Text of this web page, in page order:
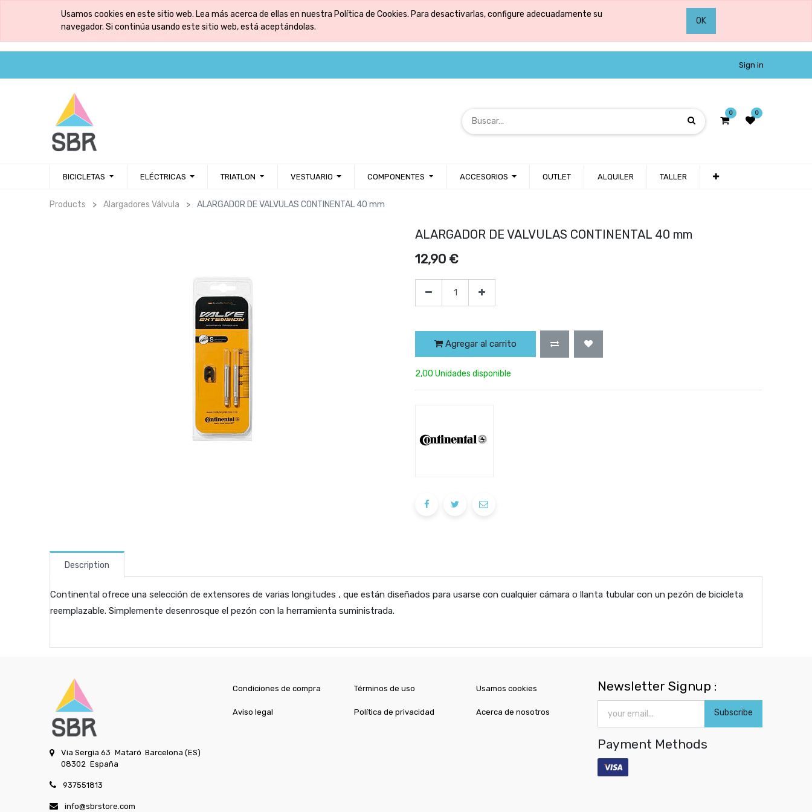
Usamos cookies en este sitio web. Lea más acerca de ellas en nuestra Política de Cookies. Para desactivarlas, configure adecuadamente su
navegador. Si continúa usando este sitio web, está aceptándolas.
OK
Sign in
0 0
BICICLETAS ELÉCTRICAS TRIATLON VESTUARIO COMPONENTES ACCESORIOS OUTLET ALQUILER TALLER
Products Alargadores Válvula ALARGADOR DE VALVULAS CONTINENTAL 40 mm
ALARGADOR DE VALVULAS CONTINENTAL 40 mm
12,90 €
Agregar al carrito
2,00 Unidades disponible
Description
Continental ofrece una selección de extensores de varias longitudes , que están diseñados para usarse con cualquier cámara o llanta tubular con un pezón de bicicleta
reemplazable. Simplemente desenrosque el pezón con la herramienta suministrada.
Via Sergia 63 Mataró Barcelona (ES)
08302 España
937551813
info@sbrstore.com
Condiciones de compra
Aviso legal
Términos de uso
Política de privacidad
Usamos cookies
Acerca de nosotros
Newsletter Signup :
Subscribe
Payment Methods